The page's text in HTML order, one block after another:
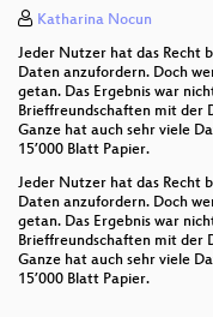
Katharina Nocun
Jeder Nutzer hat das Recht
Daten anzufordern. Doch
getan. Das Ergebnis war
Brieffreundschaften mit der
Ganze hat auch sehr viele
15’000 Blatt Papier.
Jeder Nutzer hat das Recht
Daten anzufordern. Doch
getan. Das Ergebnis war
Brieffreundschaften mit der
Ganze hat auch sehr viele
15’000 Blatt Papier.